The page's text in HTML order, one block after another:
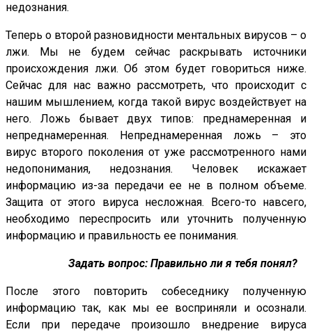
недознания.
Теперь о второй разновидности ментальных вирусов – о
лжи. Мы не будем сейчас раскрывать источники
происхождения лжи. Об этом будет говориться ниже.
Сейчас для нас важно рассмотреть, что происходит с
нашим мышлением, когда такой вирус воздействует на
него. Ложь бывает двух типов: преднамеренная и
непреднамеренная. Непреднамеренная ложь – это
вирус второго поколения от уже рассмотренного нами
недопонимания, недознания. Человек искажает
информацию из-за передачи ее не в полном объеме.
Защита от этого вируса несложная. Всего-то навсего,
необходимо переспросить или уточнить полученную
информацию и правильность ее понимания.
Задать вопрос: Правильно ли я тебя понял?
После этого повторить собеседнику полученную
информацию так, как мы ее восприняли и осознали.
Если при передаче произошло внедрение вируса